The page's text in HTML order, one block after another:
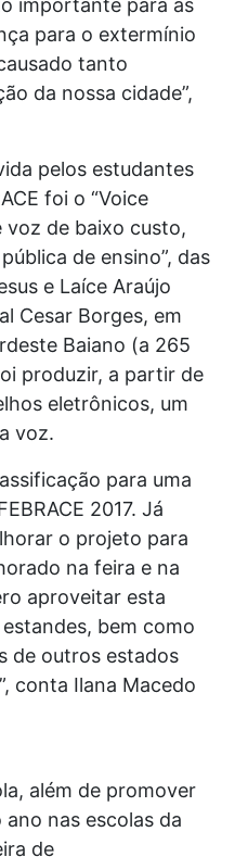
importante para as
para o extermínio
tanto
da nossa cidade”,
pelos estudantes
foi o “Voice
de baixo custo,
de ensino”, das
e Laíce Araújo
Cesar Borges, em
Baiano (a 265
produzir, a partir de
eletrônicos, um
voz.
para uma
2017. Já
o projeto para
na feira e na
aproveitar esta
bem como
de outros estados
conta Ilana Macedo
além de promover
nas escolas da
de